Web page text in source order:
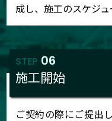
成し、施工のスケジュ
STEP 06
施工開始
ご契約の際にご提出